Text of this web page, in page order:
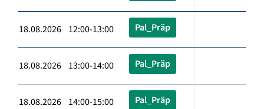
18.08.2026 12:00-13:00 Pal_Präp
18.08.2026 13:00-14:00 Pal_Präp
18.08.2026 14:00-15:00 Pal_Präp